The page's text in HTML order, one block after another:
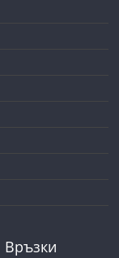
Връзки